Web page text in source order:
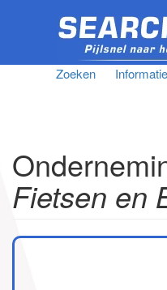
Zoeken Informatie
Fietsen en